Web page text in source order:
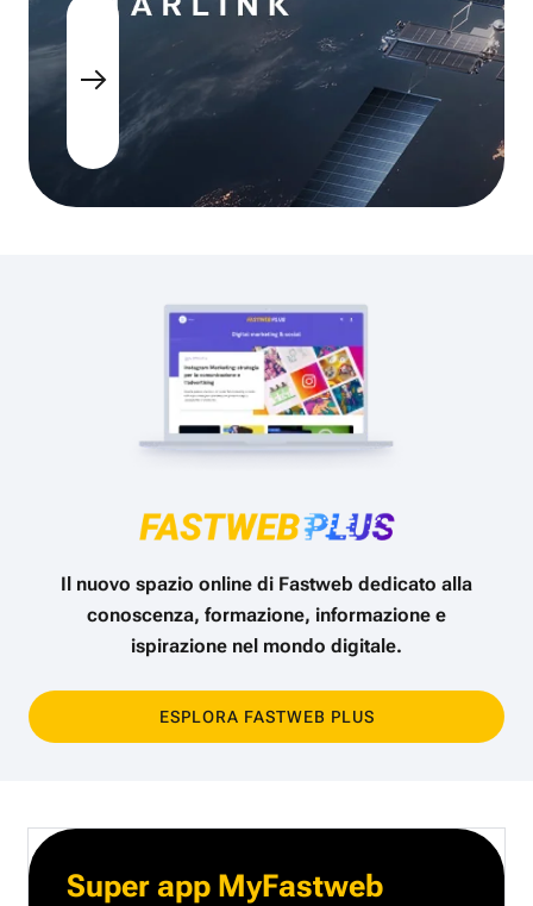
Il nuovo spazio online di Fastweb dedicato alla
conoscenza, formazione, informazione e
ispirazione nel mondo digitale.
ESPLORA FASTWEB PLUS
Super app MyFastweb